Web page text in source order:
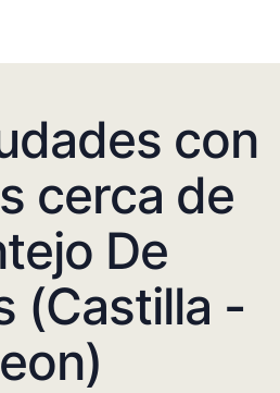
con
cerca de
De
(Castilla -